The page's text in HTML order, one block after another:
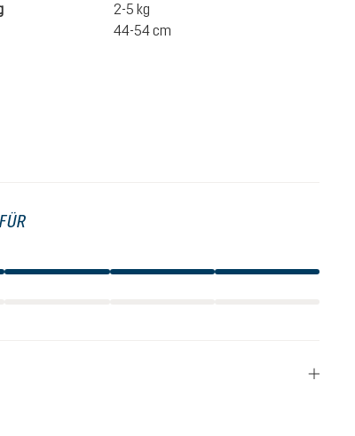
2-5 kg
44-54 cm